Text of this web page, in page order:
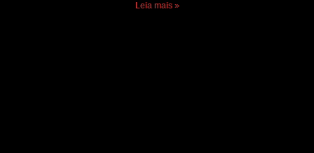
Leia mais »